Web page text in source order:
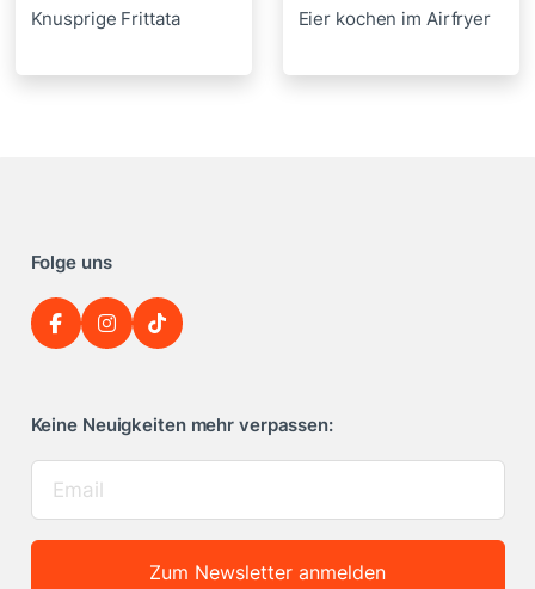
Knusprige Frittata Eier kochen im Airfryer
Folge uns
Keine Neuigkeiten mehr verpassen:
Zum Newsletter anmelden